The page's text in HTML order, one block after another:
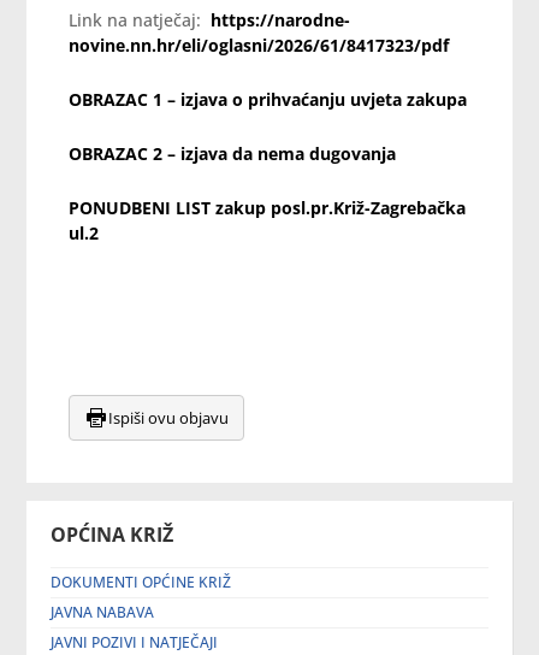
OPĆINA KRIŽ
DOKUMENTI OPĆINE KRIŽ
JAVNA NABAVA
JAVNI POZIVI I NATJEČAJI
Link na natječaj: https://narodne-
novine.nn.hr/eli/oglasni/2026/61/8417323/pdf
OBRAZAC 1 – izjava o prihvaćanju uvjeta zakupa
OBRAZAC 2 – izjava da nema dugovanja
PONUDBENI LIST zakup posl.pr.Križ-Zagrebačka
ul.2
Ispiši ovu objavu